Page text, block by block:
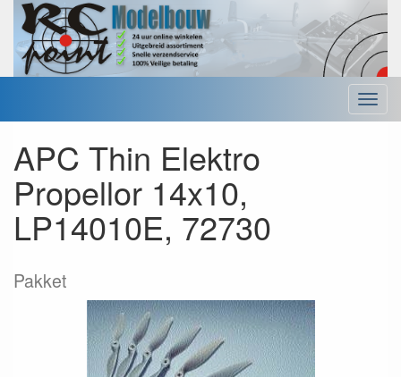
Menu
APC Thin Elektro
Propellor 14x10,
LP14010E, 72730
Pakket